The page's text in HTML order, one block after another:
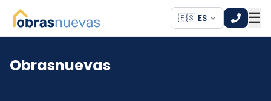
🇪🇸 ES ☰
*
Obrasnuevas